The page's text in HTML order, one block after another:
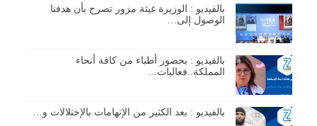
بالفيديو : الوزيرة غيثة مزور تصرح بأن هدفنا
الوصول إلى…
بالفيديو : بحضور أطباء من كافة أنحاء
المملكة..فعاليات…
بالفيديو : بعد الكثير من الإتهامات بالإختلالات و…